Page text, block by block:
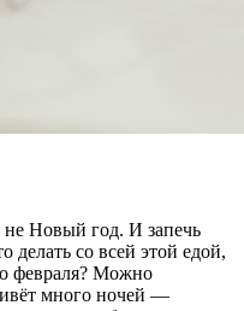
Новый год. И запечь
делать со всей этой едой,
февраля? Можно
много ночей —